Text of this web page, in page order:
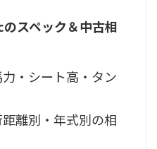
スペック＆中古相
・シート高・タン
離別・年式別の相